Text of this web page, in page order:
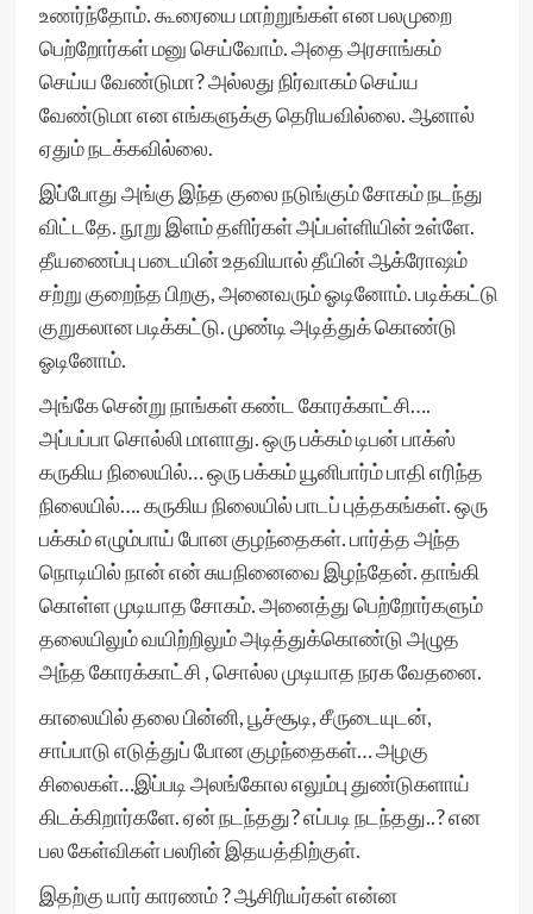
உணர்ந்தோம். கூரையை மாற்றுங்கள் என பலமுறை
பெற்றோர்கள் மனு செய்வோம். அதை அரசாங்கம்
செய்ய வேண்டுமா? அல்லது நிர்வாகம் செய்ய
வேண்டுமா என எங்களுக்கு தெரியவில்லை. ஆனால்
ஏதும் நடக்கவில்லை.
இப்போது அங்கு இந்த குலை நடுங்கும் சோகம் நடந்து
விட்டதே. நூறு இளம் தளிர்கள் அப்பள்ளியின் உள்ளே.
தீயணைப்பு படையின் உதவியால் தீயின் ஆக்ரோஷம்
சற்று குறைந்த பிறகு, அனைவரும் ஓடினோம். படிக்கட்டு
குறுகலான படிக்கட்டு. முண்டி அடித்துக் கொண்டு
ஓடினோம்.
அங்கே சென்று நாங்கள் கண்ட கோரக்காட்சி….
அப்பப்பா சொல்லி மாளாது. ஒரு பக்கம் டிபன் பாக்ஸ்
கருகிய நிலையில்… ஒரு பக்கம் யூனிபார்ம் பாதி எரிந்த
நிலையில்…. கருகிய நிலையில் பாடப் புத்தகங்கள். ஒரு
பக்கம் எழும்பாய் போன குழந்தைகள். பார்த்த அந்த
நொடியில் நான் என் சுயநினைவை இழந்தேன். தாங்கி
கொள்ள முடியாத சோகம். அனைத்து பெற்றோர்களும்
தலையிலும் வயிற்றிலும் அடித்துக்கொண்டு அழுத
அந்த கோரக்காட்சி , சொல்ல முடியாத நரக வேதனை.
காலையில் தலை பின்னி, பூச்சூடி, சீருடையுடன்,
சாப்பாடு எடுத்துப் போன குழந்தைகள்… அழகு
சிலைகள்…இப்படி அலங்கோல எலும்பு துண்டுகளாய்
கிடக்கிறார்களே. ஏன் நடந்தது? எப்படி நடந்தது..? என
பல கேள்விகள் பலரின் இதயத்திற்குள்.
இதற்கு யார் காரணம் ? ஆசிரியர்கள் என்ன